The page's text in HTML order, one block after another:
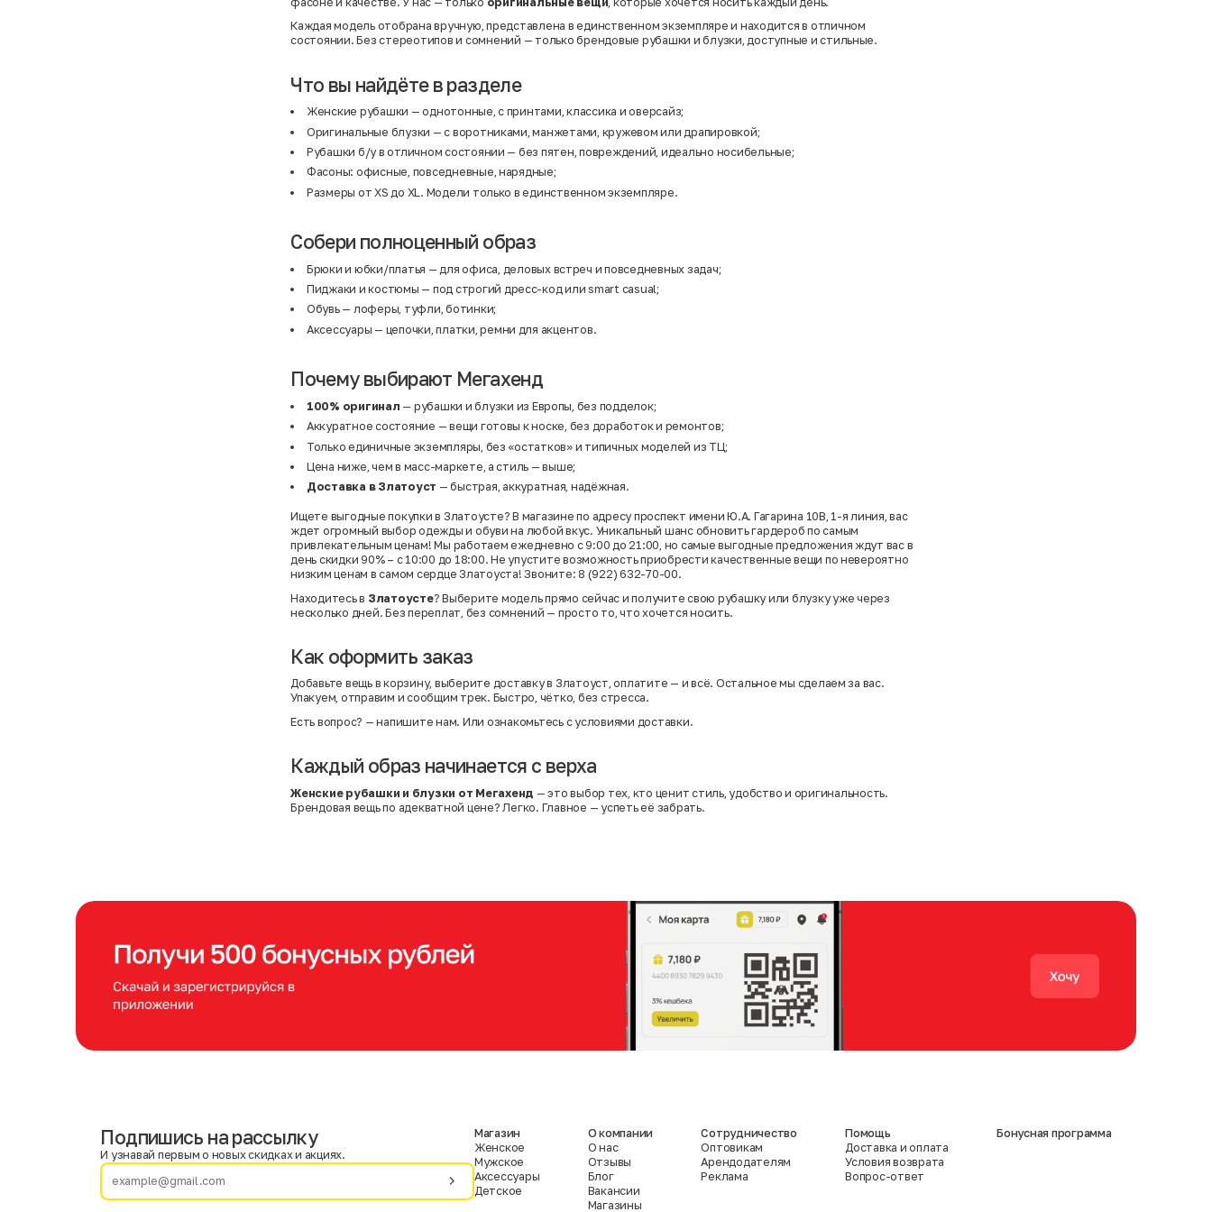
Каждая модель отобрана вручную, представлена в единственном экземпляре и находится в отличном
состоянии. Без стереотипов и сомнений — только брендовые рубашки и блузки, доступные и стильные.
Что вы найдёте в разделе
Женские рубашки — однотонные, с принтами, классика и оверсайз;
Оригинальные блузки — с воротниками, манжетами, кружевом или драпировкой;
Рубашки б/у в отличном состоянии — без пятен, повреждений, идеально носибельные;
Фасоны: офисные, повседневные, нарядные;
Размеры от XS до XL. Модели только в единственном экземпляре.
Собери полноценный образ
Брюки и юбки/платья — для офиса, деловых встреч и повседневных задач;
Пиджаки и костюмы — под строгий дресс-код или smart casual;
Обувь— лоферы, туфли, ботинки;
Аксессуары — цепочки, платки, ремни для акцентов.
Почему выбирают Мегахенд
100% оригинал — рубашки и блузки из Европы, без подделок;
Аккуратное состояние — вещи готовы к носке, без доработок и ремонтов;
Только единичные экземпляры, без «остатков» и типичных моделей из ТЦ;
Цена ниже, чем в масс-маркете, а стиль — выше;
Доставка в Златоуст — быстрая, аккуратная, надёжная.
Ищете выгодные покупки в Златоусте? В магазине по адресу проспект имени Ю.А. Гагарина 10В, 1-я линия, вас
ждет огромный выбор одежды и обуви на любой вкус. Уникальный шанс обновить гардероб по самым
привлекательным ценам! Мы работаем ежедневно с 9:00 до 21:00, но самые выгодные предложения ждут вас в
день скидки 90% – с 10:00 до 18:00. Не упустите возможность приобрести качественные вещи по невероятно
низким ценам в самом сердце Златоуста! Звоните: 8 (922) 632-70-00.
Находитесь в Златоусте? Выберите модель прямо сейчас и получите свою рубашку или блузку уже через
несколько дней. Без переплат, без сомнений — просто то, что хочется носить.
Как оформить заказ
Добавьте вещь в корзину, выберите доставку в Златоуст, оплатите — и всё. Остальное мы сделаем за вас.
Упакуем, отправим и сообщим трек. Быстро, чётко, без стресса.
Есть вопрос? — напишите нам. Или ознакомьтесь с условиями доставки.
Каждый образ начинается с верха
Женские рубашки и блузки от Мегахенд — это выбор тех, кто ценит стиль, удобство и оригинальность.
Брендовая вещь по адекватной цене? Легко. Главное — успеть её забрать.
Фамилия
Подпишись на рассылку
И узнавай первым о новых скидках и акциях.
Магазин
Женское
Мужское
Аксессуары
Детское
О компании
О нас
Отзывы
Блог
Вакансии
Магазины
Сотрудничество
Оптовикам
Арендодателям
Реклама
Помощь
Доставка и оплата
Условия возврата
Вопрос-ответ
Бонусная программа